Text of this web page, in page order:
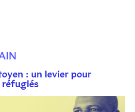
: un levier pour